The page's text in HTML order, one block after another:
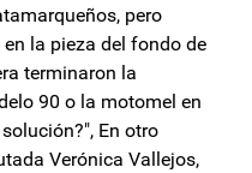
pero
la pieza del fondo de
terminaron la
90 o la motomel en
En otro
Verónica Vallejos,